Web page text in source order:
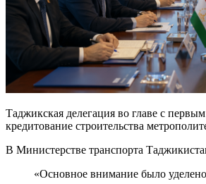
Таджикская делегация во главе с
кредитование строительства
В Министерстве транспорта
«Основное внимание было